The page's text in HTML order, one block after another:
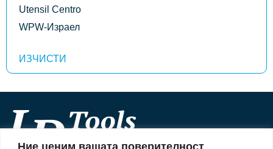
Ние ценим вашата поверителност
Utensil Centro
WPW-Израел